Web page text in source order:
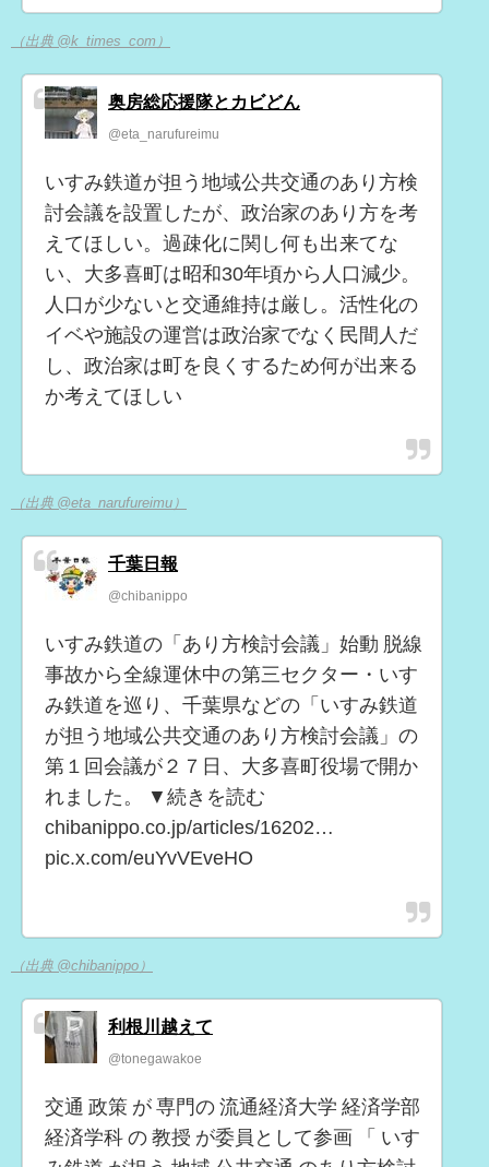
（出典 @k_times_com）
奥房総応援隊とカビどん
@eta_narufureimu
いすみ鉄道が担う地域公共交通のあり方検
討会議を設置したが、政治家のあり方を考
えてほしい。過疎化に関し何も出来てな
い、大多喜町は昭和30年頃から人口減少。
人口が少ないと交通維持は厳し。活性化の
イベや施設の運営は政治家でなく民間人だ
し、政治家は町を良くするため何が出来る
か考えてほしい
（出典 @eta_narufureimu）
千葉日報
@chibanippo
いすみ鉄道の「あり方検討会議」始動 脱線
事故から全線運休中の第三セクター・いす
み鉄道を巡り、千葉県などの「いすみ鉄道
が担う地域公共交通のあり方検討会議」の
第１回会議が２７日、大多喜町役場で開か
れました。 ▼続きを読む
chibanippo.co.jp/articles/16202…
pic.x.com/euYvVEveHO
（出典 @chibanippo）
利根川越えて
@tonegawakoe
交通 政策 が 専門の 流通経済大学 経済学部
経済学科 の 教授 が委員として参画 「 いす